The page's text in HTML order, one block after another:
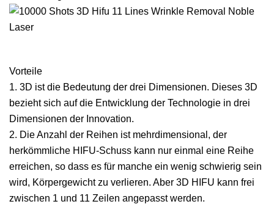
Vorteile
1. 3D ist die Bedeutung der drei Dimensionen. Dieses 3D
bezieht sich auf die Entwicklung der Technologie in drei
Dimensionen der Innovation.
2. Die Anzahl der Reihen ist mehrdimensional, der
herkömmliche HIFU-Schuss kann nur einmal eine Reihe
erreichen, so dass es für manche ein wenig schwierig sein
wird, Körpergewicht zu verlieren. Aber 3D HIFU kann frei
zwischen 1 und 11 Zeilen angepasst werden.